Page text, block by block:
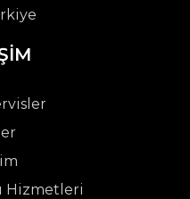
Hizmetleri